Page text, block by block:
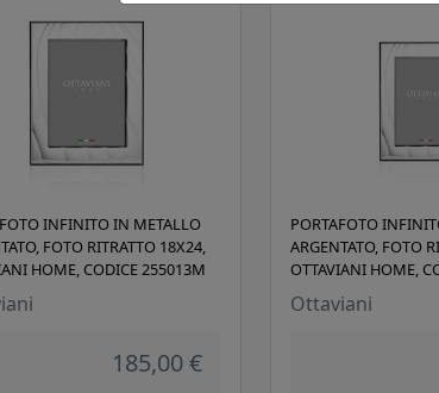
INFINITO IN METALLO
FOTO RITRATTO 18X24,
HOME, CODICE 255013M
185,00 €
PORTAFOTO
ARGENTATO, FOTO
OTTAVIANI HOME,
Ottaviani